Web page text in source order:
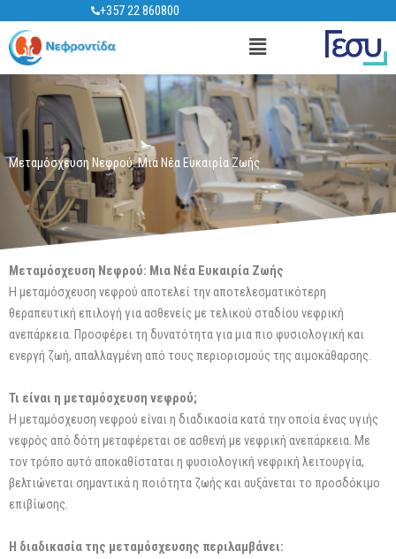
στο
περιεχόμενο
+357 22 860800
Main
Μεταμόσχευση Νεφρού: Μια Νέα Ευκαιρία Ζωής
Μεταμόσχευση Νεφρού: Μια Νέα Ευκαιρία Ζωής
Η μεταμόσχευση νεφρού αποτελεί την αποτελεσματικότερη
θεραπευτική επιλογή για ασθενείς με τελικού σταδίου νεφρική
ανεπάρκεια. Προσφέρει τη δυνατότητα για μια πιο φυσιολογική και
ενεργή ζωή, απαλλαγμένη από τους περιορισμούς της αιμοκάθαρσης.
Τι είναι η μεταμόσχευση νεφρού;
Η μεταμόσχευση νεφρού είναι η διαδικασία κατά την οποία ένας υγιής
νεφρός από δότη μεταφέρεται σε ασθενή με νεφρική ανεπάρκεια. Με
τον τρόπο αυτό αποκαθίσταται η φυσιολογική νεφρική λειτουργία,
βελτιώνεται σημαντικά η ποιότητα ζωής και αυξάνεται το προσδόκιμο
επιβίωσης.
Η διαδικασία της μεταμόσχευσης περιλαμβάνει: